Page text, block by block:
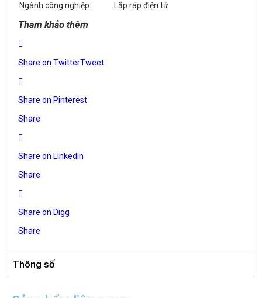
Ngành công nghiệp: Lắp ráp điện tử
Tham khảo thêm
Share on TwitterTweet
Share on Pinterest
Share
Share on LinkedIn
Share
Share on Digg
Share
Thông số